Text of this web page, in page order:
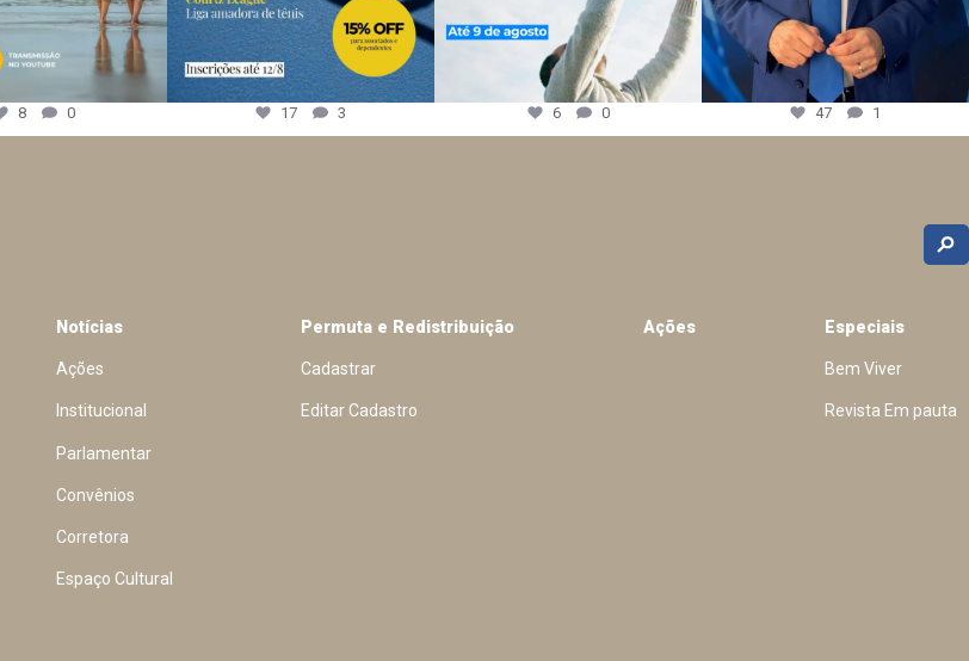
8 0 17 3 6 0 47 1
Notícias
Ações
Institucional
Parlamentar
Convênios
Corretora
Espaço Cultural
Permuta e Redistribuição
Cadastrar
Editar Cadastro
Ações Especiais
Bem Viver
Revista Em pauta